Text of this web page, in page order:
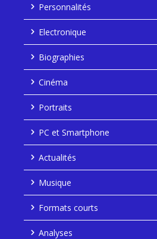
Personnalités
Electronique
Biographies
Cinéma
Portraits
PC et Smartphone
Actualités
Musique
Formats courts
Analyses